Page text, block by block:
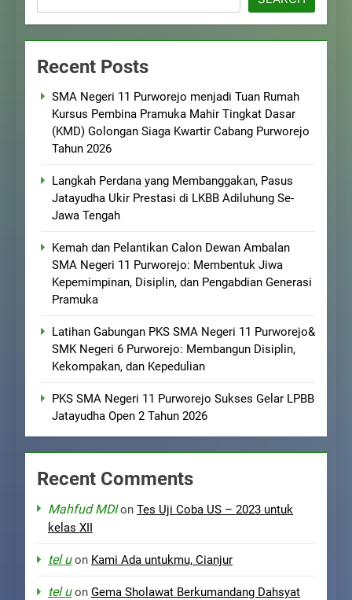
Recent Posts
SMA Negeri 11 Purworejo menjadi Tuan Rumah
Kursus Pembina Pramuka Mahir Tingkat Dasar
(KMD) Golongan Siaga Kwartir Cabang Purworejo
Tahun 2026
Langkah Perdana yang Membanggakan, Pasus
Jatayudha Ukir Prestasi di LKBB Adiluhung Se-
Jawa Tengah
Kemah dan Pelantikan Calon Dewan Ambalan
SMA Negeri 11 Purworejo: Membentuk Jiwa
Kepemimpinan, Disiplin, dan Pengabdian Generasi
Pramuka
Latihan Gabungan PKS SMA Negeri 11 Purworejo&
SMK Negeri 6 Purworejo: Membangun Disiplin,
Kekompakan, dan Kepedulian
PKS SMA Negeri 11 Purworejo Sukses Gelar LPBB
Jatayudha Open 2 Tahun 2026
Recent Comments
Mahfud MDIon Tes Uji Coba US – 2023 untuk
kelas XII
tel uon Kami Ada untukmu, Cianjur
tel uon Gema Sholawat Berkumandang Dahsyat